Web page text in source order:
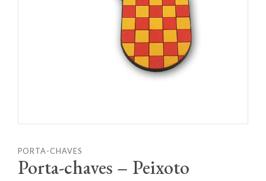
PORTA-CHAVES
Porta-chaves – Peixoto